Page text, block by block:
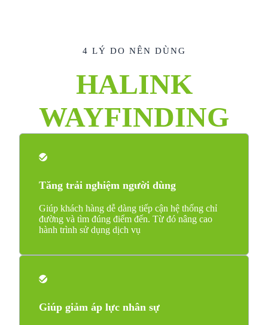
4 LÝ DO NÊN DÙNG
HALINK
WAYFINDING
Tăng trải nghiệm người dùng
Giúp khách hàng dễ dàng tiếp cận hệ thống chỉ
đường và tìm đúng điểm đến. Từ đó nâng cao
hành trình sử dụng dịch vụ
Giúp giảm áp lực nhân sự